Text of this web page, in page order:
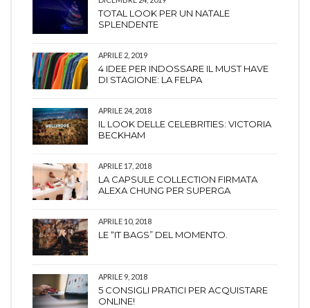
TOTAL LOOK PER UN NATALE
SPLENDENTE
APRILE 2, 2019
4 IDEE PER INDOSSARE IL MUST HAVE
DI STAGIONE: LA FELPA
APRILE 24, 2018
IL LOOK DELLE CELEBRITIES: VICTORIA
BECKHAM
APRILE 17, 2018
LA CAPSULE COLLECTION FIRMATA
ALEXA CHUNG PER SUPERGA
APRILE 10, 2018
LE “IT BAGS” DEL MOMENTO.
APRILE 9, 2018
5 CONSIGLI PRATICI PER ACQUISTARE
ONLINE!